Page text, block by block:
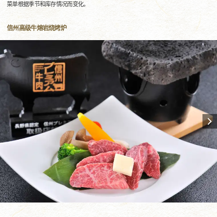
菜单根据季节和库存情况而变化。
信州高级牛熔岩烧烤炉